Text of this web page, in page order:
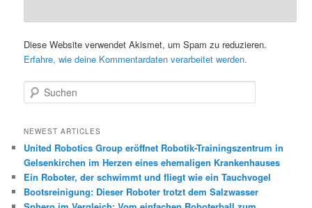
Diese Website verwendet Akismet, um Spam zu reduzieren.
Erfahre, wie deine Kommentardaten verarbeitet werden.
u
h
n
NEWEST ARTICLES
United Robotics Group eröffnet Robotik-Trainingszentrum in
Gelsenkirchen im Herzen eines ehemaligen Krankenhauses
Ein Roboter, der schwimmt und fliegt wie ein Tauchvogel
Bootsreinigung: Dieser Roboter trotzt dem Salzwasser